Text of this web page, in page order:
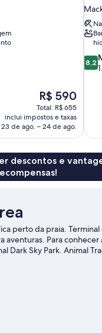
O
preço
é
de
R$ 590
R$ 590
Total: R$ 655
inclui impostos e taxas
23 de ago. – 24 de ago.
8.2
de
8,2
descontos e
perto da praia.
aventuras. Para
Dark Sky Park. Animal